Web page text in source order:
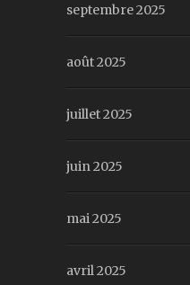
septembre 2025
août 2025
juillet 2025
juin 2025
mai 2025
avril 2025